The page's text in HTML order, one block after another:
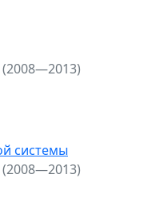
(2008—2013)
системы
(2008—2013)